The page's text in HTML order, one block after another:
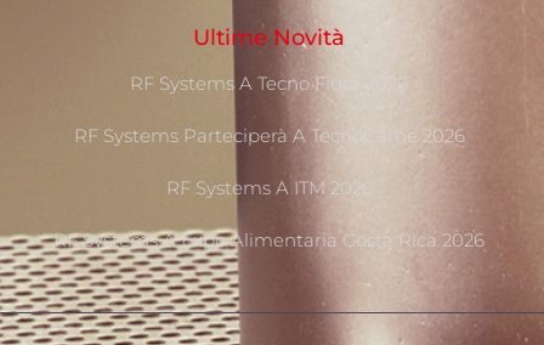
Ultime Novità
RF Systems A Tecno Fidta 2026
RF Systems Parteciperà A TecnoCarne 2026
RF Systems A ITM 2026
RF Systems A Expo Alimentaria Costa Rica 2026